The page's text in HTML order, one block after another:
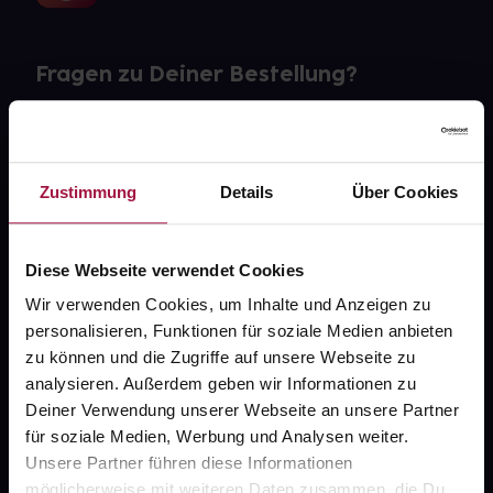
Zustimmung Details Über Cookies
Diese Webseite verwendet Cookies
Wir verwenden Cookies, um Inhalte und Anzeigen zu
personalisieren, Funktionen für soziale Medien anbieten
zu können und die Zugriffe auf unsere Webseite zu
analysieren. Außerdem geben wir Informationen zu
Deiner Verwendung unserer Webseite an unsere Partner
für soziale Medien, Werbung und Analysen weiter.
Unsere Partner führen diese Informationen
Fragen zu Deiner Bestellung?
Über uns
Karriere